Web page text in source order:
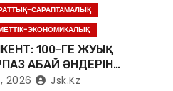
САРАПТАМАЛЫҚ
ЭКОНОМИКАЛЫҚ
100-ГЕ ЖУЫҚ
АБАЙ ӘНДЕРІН
2026 Jsk.kz